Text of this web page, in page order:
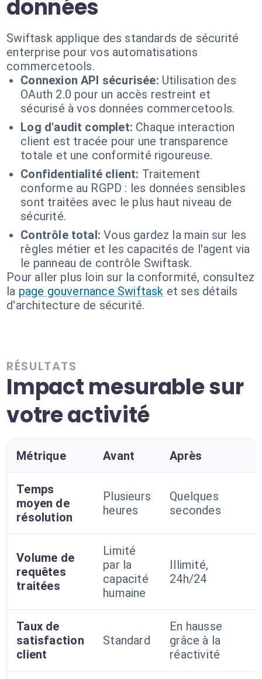
données
Swiftask applique des standards de sécurité
enterprise pour vos automatisations
commercetools.
Connexion API sécurisée: Utilisation des
OAuth 2.0 pour un accès restreint et
sécurisé à vos données commercetools.
Log d'audit complet: Chaque interaction
client est tracée pour une transparence
totale et une conformité rigoureuse.
Confidentialité client: Traitement
conforme au RGPD : les données sensibles
sont traitées avec le plus haut niveau de
sécurité.
Contrôle total: Vous gardez la main sur les
règles métier et les capacités de l'agent via
le panneau de contrôle Swiftask.
Pour aller plus loin sur la conformité, consultez
la page gouvernance Swiftask et ses détails
d'architecture de sécurité.
RÉSULTATS
Impact mesurable sur
votre activité
Métrique Avant Après
Temps
moyen de
résolution
Plusieurs
heures
Quelques
secondes
Volume de
requêtes
traitées
Limité
par la
capacité
humaine
Illimité,
24h/24
Taux de
satisfaction
client
Standard
En hausse
grâce à la
réactivité